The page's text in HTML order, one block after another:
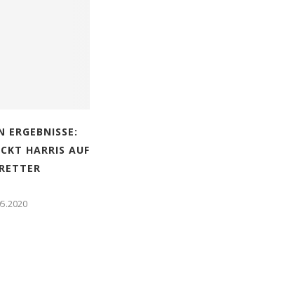
ERGEBNISSE:
HARRIS AUF